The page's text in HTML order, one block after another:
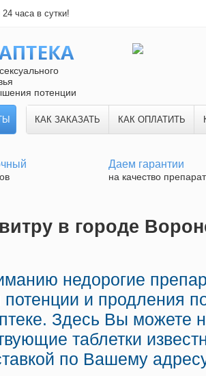
часа в сутки!
потенции
КАК ЗАКАЗАТЬ КАК ОПЛАТИТЬ
Даем гарантии
на качество
в городе
недорогие
и продления
Здесь Вы можете
таблетки
по Вашему